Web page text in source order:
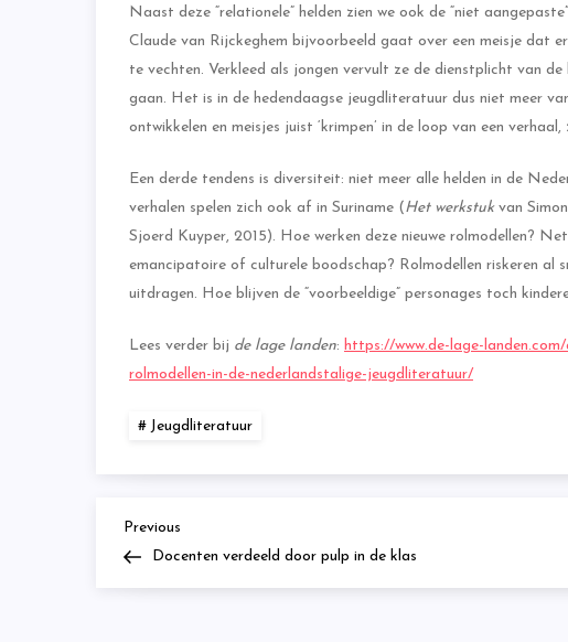
Naast deze “relationele” helden zien we ook de “niet
Claude van Rijckeghem bijvoorbeeld gaat over een meisje dat
te vechten. Verkleed als jongen vervult ze de dienstplicht van
gaan. Het is in de hedendaagse jeugdliteratuur dus niet meer
ontwikkelen en meisjes juist ‘krimpen’ in de loop van een
Een derde tendens is diversiteit: niet meer alle helden in de
verhalen spelen zich ook af in Suriname (Het werkstukvan
Sjoerd Kuyper, 2015). Hoe werken deze nieuwe rolmodellen?
emancipatoire of culturele boodschap? Rolmodellen riskeren al
uitdragen. Hoe blijven de “voorbeeldige” personages toch
Lees verder bij de lage landen: https://www.de-lage-
rolmodellen-in-de-nederlandstalige-jeugdliteratuur/
Jeugdliteratuur
B
e
Previous
Post
Previous
Docenten verdeeld door pulp in de klas